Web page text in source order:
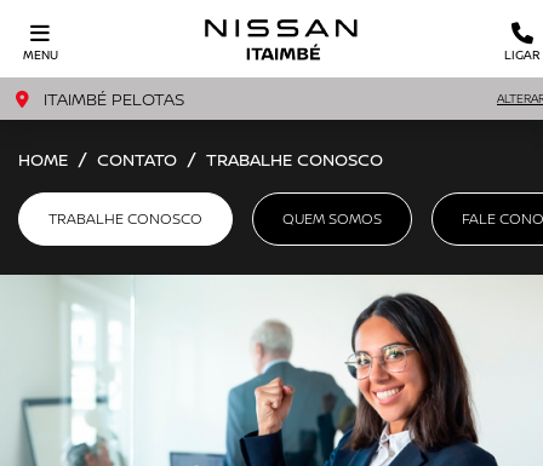
MENU LIGAR
ITAIMBÉ PELOTAS
HOME CONTATO TRABALHE CONOSCO
QUEM SOMOS FALE
TRABALHE CONOSCO